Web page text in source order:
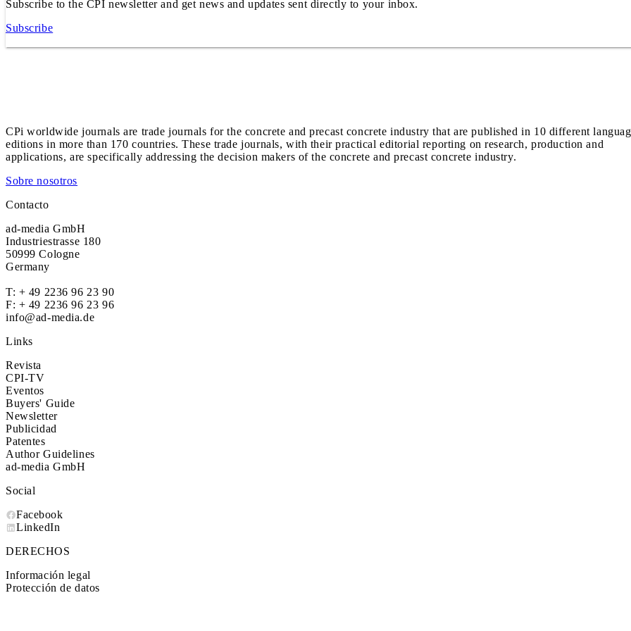
Subscribe to the CPI newsletter and get news and updates sent directly to your inbox.
Subscribe
CPi worldwide journals are trade journals for the concrete and precast concrete industry that are published in 10 different
editions in more than 170 countries. These trade journals, with their practical editorial reporting on research, production and
applications, are specifically addressing the decision makers of the concrete and precast concrete industry.
Sobre nosotros
Contacto
ad-media GmbH
Industriestrasse 180
50999 Cologne
Germany
T: + 49 2236 96 23 90
F: + 49 2236 96 23 96
info@ad-media.de
Links
Revista
CPI-TV
Eventos
Buyers' Guide
Newsletter
Publicidad
Patentes
Author Guidelines
ad-media GmbH
Social
Facebook
LinkedIn
DERECHOS
Información legal
Protección de datos